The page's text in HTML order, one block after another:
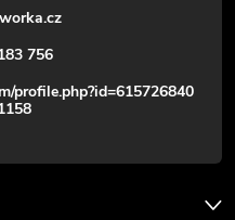
worka.cz
756
profile.php?id=615726840